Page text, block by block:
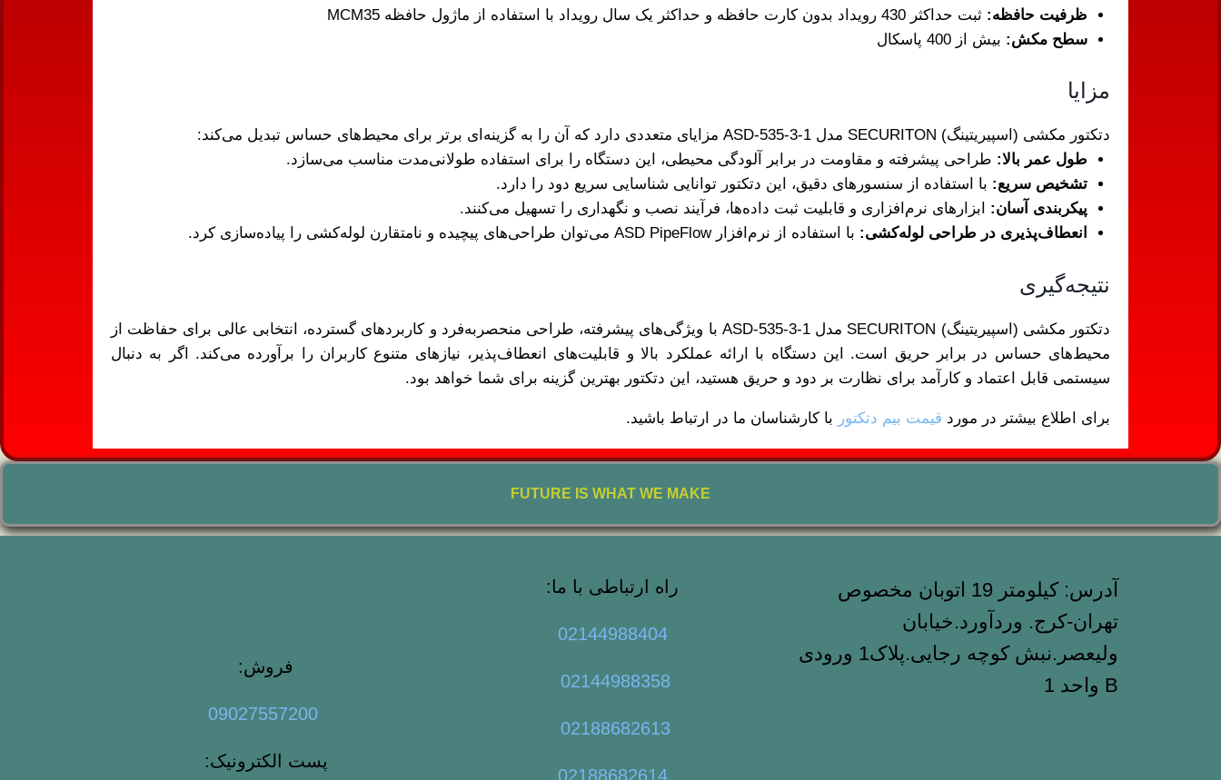
ظرفیت حافظه: ثبت حداکثر 430 رویداد بدون کارت حافظه و حداکثر یک سال رویداد با استفاده از ماژول حافظه MCM35
سطح مکش: بیش از 400 پاسکال
مزایا
دتکتور مکشی (اسپیریتینگ) SECURITON مدل ASD-535-3-1 مزایای متعددی دارد که آن را به گزینه‌ای برتر برای محیط‌های حساس تبدیل می‌کند:
طول عمر بالا: طراحی پیشرفته و مقاومت در برابر آلودگی محیطی، این دستگاه را برای استفاده طولانی‌مدت مناسب می‌سازد.
تشخیص سریع: با استفاده از سنسورهای دقیق، این دتکتور توانایی شناسایی سریع دود را دارد.
پیکربندی آسان: ابزارهای نرم‌افزاری و قابلیت ثبت داده‌ها، فرآیند نصب و نگهداری را تسهیل می‌کنند.
انعطاف‌پذیری در طراحی لوله‌کشی: با استفاده از نرم‌افزار ASD PipeFlow می‌توان طراحی‌های پیچیده و نامتقارن لوله‌کشی را پیاده‌سازی کرد.
نتیجه‌گیری
دتکتور مکشی (اسپیریتینگ) SECURITON مدل ASD-535-3-1 با ویژگی‌های پیشرفته، طراحی منحصربه‌فرد و کاربردهای گسترده، انتخابی عالی برای حفاظت از
محیط‌های حساس در برابر حریق است. این دستگاه با ارائه عملکرد بالا و قابلیت‌های انعطاف‌پذیر، نیازهای متنوع کاربران را برآورده می‌کند. اگر به دنبال
سیستمی قابل اعتماد و کارآمد برای نظارت بر دود و حریق هستید، این دتکتور بهترین گزینه برای شما خواهد بود.
برای اطلاع بیشتر در مورد قیمت بیم دتکتور با کارشناسان ما در ارتباط باشید.
FUTURE IS WHAT WE MAKE
آدرس: کیلومتر 19 اتوبان مخصوص
تهران-کرج. وردآورد.خیابان
ولیعصر.نبش کوچه رجایی.پلاک1 ورودی
B واحد 1
راه ارتباطی با ما:
02144988404
02144988358
02188682613
02188682614
فروش:
09027557200
پست الکترونیک: